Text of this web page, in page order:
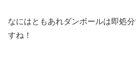
なにはともあれダンボールは即処
すね！